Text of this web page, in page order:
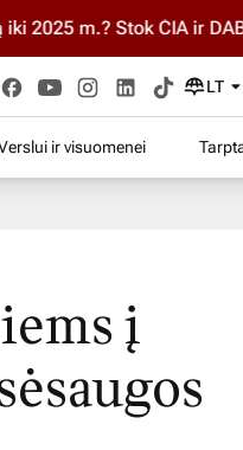
m.? Stok ČIA ir DABAR!
LT
ir visuomenei
į